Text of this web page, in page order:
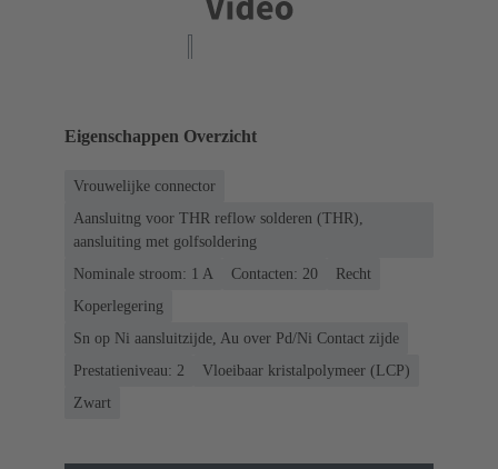
Eigenschappen Overzicht
Vrouwelijke connector
Aansluitng voor THR reflow solderen (THR),
aansluiting met golfsoldering
Nominale stroom: ‌1 A
Contacten: 20
Recht
Koperlegering
Sn op Ni aansluitzijde, Au over Pd/Ni Contact zijde
Prestatieniveau: 2
Vloeibaar kristalpolymeer (LCP)
Zwart